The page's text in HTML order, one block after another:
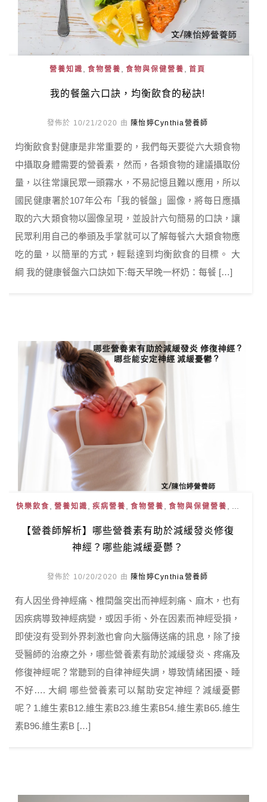
營養知識 食物營養 食物與保健營養 首頁
我的餐盤六口訣，均衡飲食的秘訣!
發佈於 10/21/2020 由 陳怡婷Cynthia營養師
均衡飲食對健康是非常重要的，我們每天要從六大類食物
中攝取身體需要的營養素，然而，各類食物的建議攝取份
量，以往常讓民眾一頭霧水，不易記憶且難以應用，所以
國民健康署於107年公布「我的餐盤」圖像，將每日應攝
取的六大類食物以圖像呈現，並設計六句簡易的口訣，讓
民眾利用自己的拳頭及手掌就可以了解每餐六大類食物應
吃的量，以簡單的方式，輕鬆達到均衡飲食的目標。 大
綱 我的健康餐盤六口訣如下:每天早晚一杯奶：每餐 […]
快樂飲食 , 營養知識 , 疾病營養 , 食物營養 , 食物與保健營養 , ...
【營養師解析】哪些營養素有助於減緩發炎修復
神經？哪些能減緩憂鬱？
發佈於 10/20/2020 由 陳怡婷Cynthia營養師
有人因坐骨神經痛、椎間盤突出而神經刺痛、麻木，也有
因疾病導致神經病變，或因手術、外在因素而神經受損，
即使沒有受到外界刺激也會向大腦傳送痛的訊息，除了接
受醫師的治療之外，哪些營養素有助於減緩發炎、疼痛及
修復神經呢？常聽到的自律神經失調，導致情緒困擾、睡
不好…. 大綱 哪些營養素可以幫助安定神經？減緩憂鬱
呢？1.維生素B12.維生素B23.維生素B54.維生素B65.維生
素B96.維生素B […]